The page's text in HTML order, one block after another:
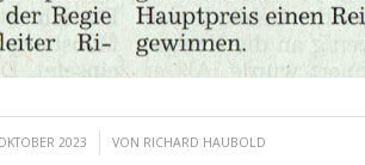
2023
/ VON RICHARD HAUBOLD